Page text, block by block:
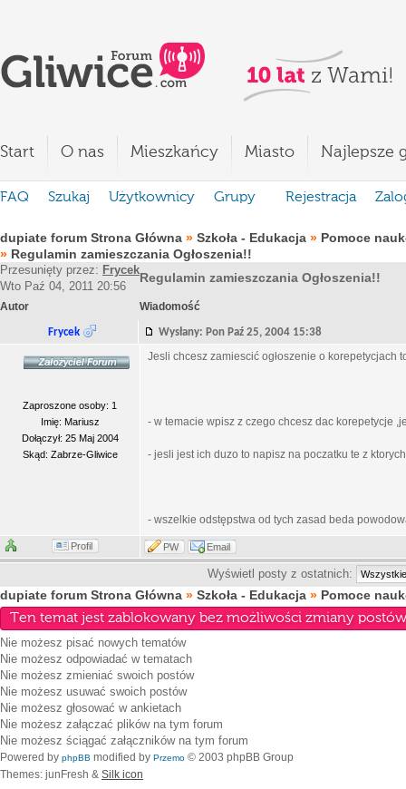
Start O nas Mieszkańcy Miasto Najlepsze
FAQ Szukaj Użytkownicy Grupy Rejestracja
dupiate forum Strona Główna » Szkoła - Edukacja » Pomoce
» Regulamin zamieszczania Ogłoszenia!!
Przesunięty przez: Frycek
Wto Paź 04, 2011 20:56
Regulamin zamieszczania Ogłoszenia!!
Autor Wiadomość
Frycek Wysłany: Pon Paź 25, 2004 15:38
Zaproszone osoby: 1
Imię: Mariusz
Dołączył: 25 Maj 2004
Skąd: Zabrze-Gliwice
Jesli chcesz zamiescić ogłoszenie o korepetycjach
- w temacie wpisz z czego chcesz dac korepetycje
- jesli jest ich duzo to napisz na poczatku te z
- wszelkie odstępstwa od tych zasad beda
Profil PW Email
Wyświetl posty z ostatnich:
dupiate forum Strona Główna » Szkoła - Edukacja » Pomoce
Ten temat jest zablokowany bez możliwości zmiany
Nie możesz pisać nowych tematów
Nie możesz odpowiadać w tematach
Nie możesz zmieniać swoich postów
Nie możesz usuwać swoich postów
Nie możesz głosować w ankietach
Nie możesz załączać plików na tym forum
Nie możesz ściągać załączników na tym forum
Powered by phpBB modified by Przemo © 2003 phpBB Group
Themes: junFresh & Silk icon